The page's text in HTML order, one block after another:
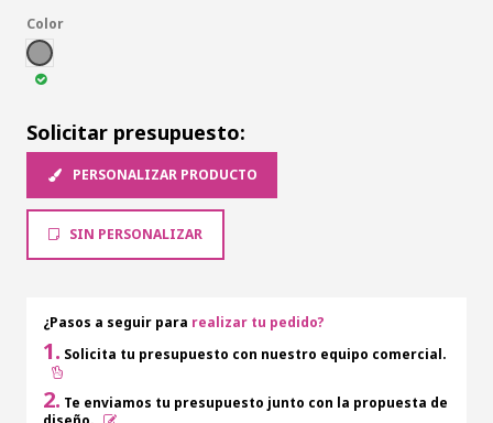
Color
GRI
Solicitar presupuesto:
PERSONALIZAR PRODUCTO
SIN PERSONALIZAR
¿Pasos a seguir para realizar tu pedido?
1. Solicita tu presupuesto con nuestro equipo comercial.
2. Te enviamos tu presupuesto junto con la propuesta de